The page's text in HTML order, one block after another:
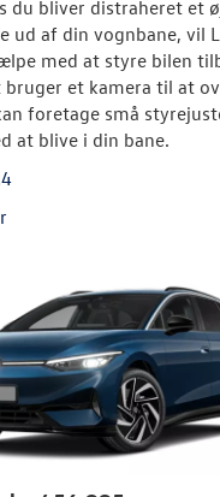
du bliver distraheret et
ud af din vognbane, vil
med at styre bilen
bruger et kamera til at
foretage små
at blive i din bane.